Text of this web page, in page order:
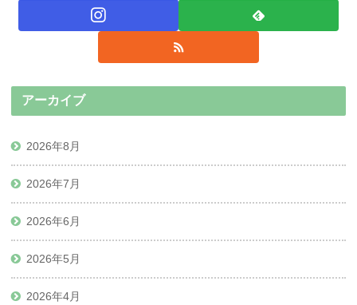
アーカイブ
2026年8月
2026年7月
2026年6月
2026年5月
2026年4月